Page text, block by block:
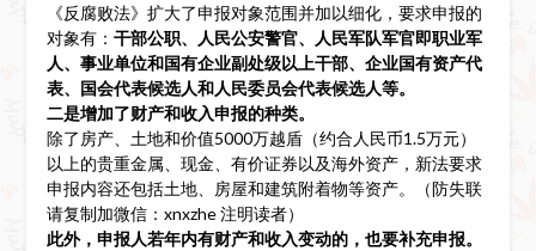
《反腐败法》扩大了申报对象范围并加以细化，要求申报的
对象有： 干部公职、人民公安警官、人民军队军官即职业军
人、事业单位和国有企业副处级以上干部、企业国有资产代
表、国会代表候选人和人民委员会代表候选人等。
二是增加了财产和收入申报的种类。
除了房产、土地和价值5000万越盾（约合人民币1.5万元）
以上的贵重金属、现金、有价证券以及海外资产，新法要求
申报内容还包括土地、房屋和建筑附着物等资产。（防失联
请复制加微信：xnxzhe 注明读者）
此外，申报人若年内有财产和收入变动的，也要补充申报。